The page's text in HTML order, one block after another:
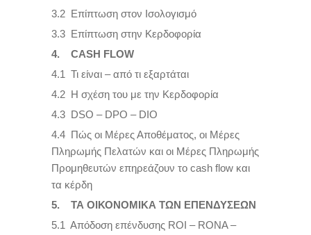
3.2 Επίπτωση στον Ισολογισμό
3.3 Επίπτωση στην Κερδοφoρία
4. CASH FLOW
4.1 Τι είναι – από τι εξαρτάται
4.2 H σχέση του με την Κερδοφορία
4.3 DSO – DPO – DIO
4.4 Πώς οι Μέρες Αποθέματος, οι Μέρες
Πληρωμής Πελατών και οι Μέρες Πληρωμής
Προμηθευτών επηρεάζουν το cash flow και
τα κέρδη
5. ΤΑ ΟΙΚΟΝΟΜΙΚΑ ΤΩΝ ΕΠΕΝΔΥΣΕΩΝ
5.1 Απόδοση επένδυσης ROI – RONA –